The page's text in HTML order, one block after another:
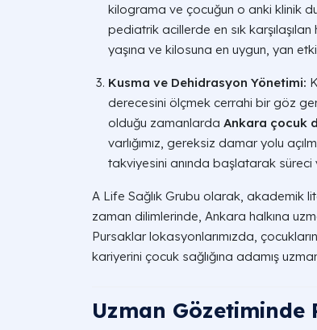
kilograma ve çocuğun o anki klinik
pediatrik acillerde en sık
yaşına ve kilosuna en uygun, yan
Kusma ve Dehidrasyon Yönetimi:
derecesini ölçmek cerrahi bir göz
olduğu zamanlarda Ankara çocuk
varlığımız, gereksiz damar yolu
takviyesini anında başlatarak süreci
A Life Sağlık Grubu olarak, akademik
zaman dilimlerinde, Ankara halkına
Pursaklar lokasyonlarımızda,
kariyerini çocuk sağlığına adamış
Uzman Gözetiminde